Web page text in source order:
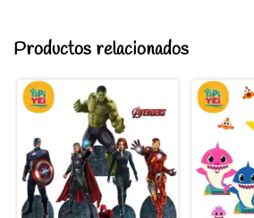
Productos relacionados